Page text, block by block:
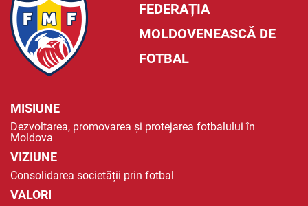
FEDERAȚIA
MOLDOVENEASCĂ DE
FOTBAL
MISIUNE
Dezvoltarea, promovarea și protejarea fotbalului în
Moldova
VIZIUNE
Consolidarea societății prin fotbal
VALORI